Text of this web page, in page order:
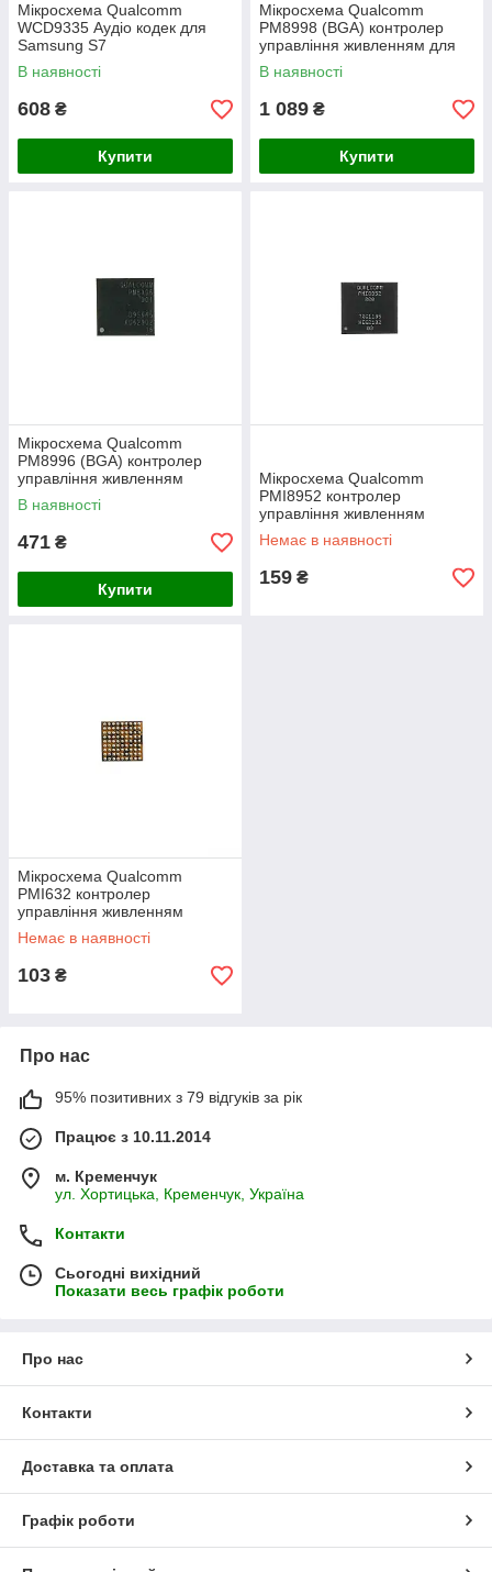
Мікросхема Qualcomm
WCD9335 Аудіо кодек для
Samsung S7
В наявності
608 ₴
Купити
Мікросхема Qualcomm
PM8998 (BGA) контролер
управління живленням для
Samsung S8, S8 Plus, G950,
G955F
В наявності
1 089 ₴
Купити
Мікросхема Qualcomm
PM8996 (BGA) контролер
управління живленням
В наявності
471 ₴
Купити
Мікросхема Qualcomm
PMI8952 контролер
управління живленням
Немає в наявності
159 ₴
Мікросхема Qualcomm
PMI632 контролер
управління живленням
Немає в наявності
103 ₴
Про нас
95% позитивних з 79 відгуків за рік
Працює з 10.11.2014
м. Кременчук
ул. Хортицька, Кременчук, Україна
Контакти
Сьогодні вихідний
Показати весь графік роботи
Про нас
Контакти
Доставка та оплата
Графік роботи